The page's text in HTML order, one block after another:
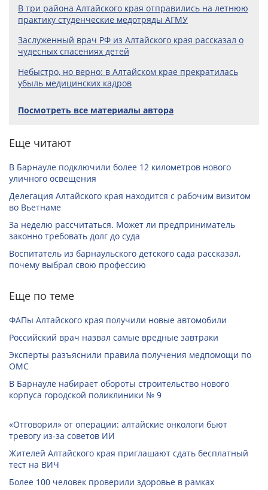
В три района Алтайского края отправились на летнюю
практику студенческие медотряды АГМУ
Заслуженный врач РФ из Алтайского края рассказал о
чудесных спасениях детей
Небыстро, но верно: в Алтайском крае прекратилась
убыль медицинских кадров
Посмотреть все материалы автора
Еще читают
В Барнауле подключили более 12 километров нового
уличного освещения
Делегация Алтайского края находится с рабочим визитом
во Вьетнаме
За неделю рассчитаться. Может ли предприниматель
законно требовать долг до суда
Воспитатель из барнаульского детского сада рассказал,
почему выбрал свою профессию
Еще по теме
ФАПы Алтайского края получили новые автомобили
Российский врач назвал самые вредные завтраки
Эксперты разъяснили правила получения медпомощи по
ОМС
В Барнауле набирает обороты строительство нового
корпуса городской поликлиники № 9
«Отговорил» от операции: алтайские онкологи бьют
тревогу из‑за советов ИИ
Жителей Алтайского края приглашают сдать бесплатный
тест на ВИЧ
Более 100 человек проверили здоровье в рамках